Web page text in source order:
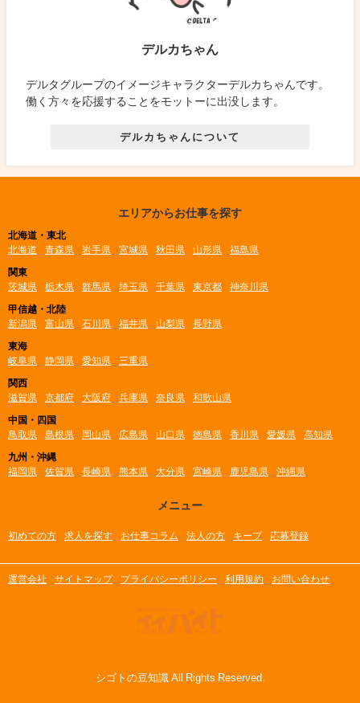
デルカちゃん
デルタグループのイメージキャラクターデルカちゃんです。
働く方々を応援することをモットーに出没します。
デルカちゃんについて
エリアからお仕事を探す
北海道・東北
北海道
青森県 岩手県 宮城県 秋田県 山形県 福島県
関東
茨城県
栃木県 群馬県 埼玉県 千葉県 東京都 神奈川県
甲信越・北陸
新潟県
富山県 石川県 福井県 山梨県 長野県
東海
岐阜県
静岡県 愛知県 三重県
関西
滋賀県
京都府 大阪府 兵庫県 奈良県 和歌山県
中国・四国
鳥取県
島根県 岡山県 広島県 山口県 徳島県 香川県 愛媛県 高知県
九州・沖縄
福岡県
佐賀県 長崎県 熊本県 大分県 宮崎県 鹿児島県 沖縄県
メニュー
初めての方 求人を探す お仕事コラム 法人の方 キープ 応募登録
運営会社 サイトマップ プライバシーポリシー 利用規約 お問い合わせ
シゴトの豆知識 All Rights Reserved.